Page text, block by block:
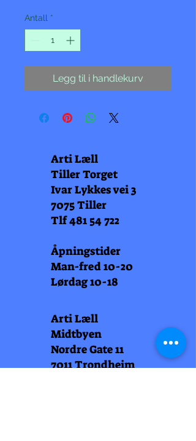
Antall *
Legg til i handlekurv
Arti Læll
Tiller Torget
Ivar Lykkes vei 3
7075 Tiller
Tlf481 54 722
Åpningstider
Man-fred 10-20
Lørdag 10-18
Arti Læll
Midtbyen
Nordre Gate 11
7011 Trondheim